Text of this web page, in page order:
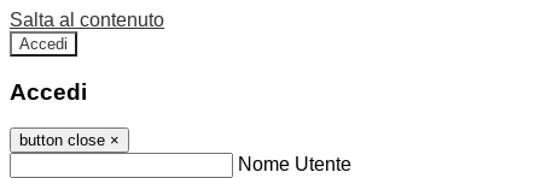
Salta al contenuto
Accedi
Accedi
button close ×
Nome Utente